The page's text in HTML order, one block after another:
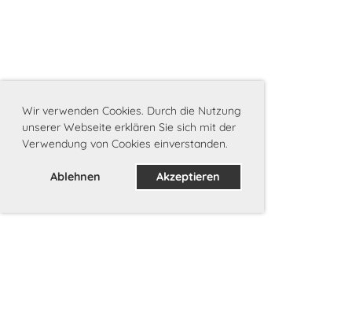
Wir verwenden Cookies. Durch die Nutzung
unserer Webseite erklären Sie sich mit der
Verwendung von Cookies einverstanden.
Ablehnen Akzeptieren